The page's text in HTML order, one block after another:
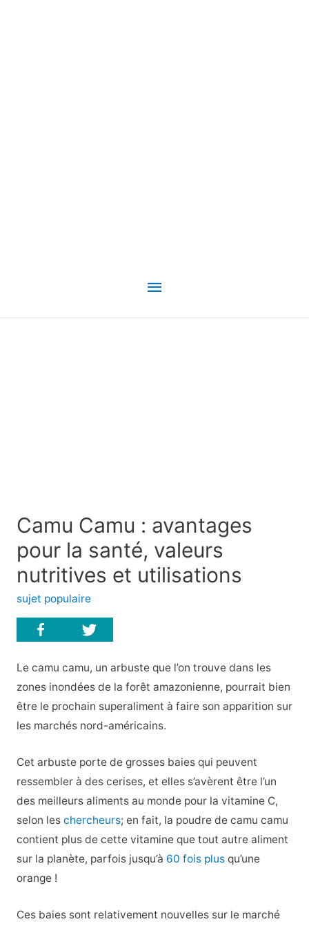
Menu
Camu Camu : avantages
pour la santé, valeurs
nutritives et utilisations
sujet populaire
Le camu camu, un arbuste que l’on trouve dans les
zones inondées de la forêt amazonienne, pourrait bien
être le prochain superaliment à faire son apparition sur
les marchés nord-américains.
Cet arbuste porte de grosses baies qui peuvent
ressembler à des cerises, et elles s’avèrent être l’un
des meilleurs aliments au monde pour la vitamine C,
selon les chercheurs; en fait, la poudre de camu camu
contient plus de cette vitamine que tout autre aliment
sur la planète, parfois jusqu’à 60 fois plusqu’une
orange !
Ces baies sont relativement nouvelles sur le marché